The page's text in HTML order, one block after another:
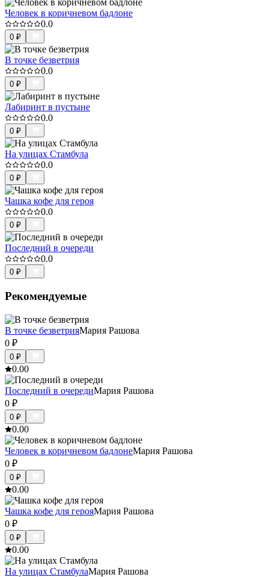
Человек в коричневом бадлоне
0.0
0 ₽
В точке безветрия
0.0
0 ₽
Лабиринт в пустыне
0.0
0 ₽
На улицах Стамбула
0.0
0 ₽
Чашка кофе для героя
0.0
0 ₽
Последний в очереди
0.0
0 ₽
Рекомендуемые
В точке безветрияМария Рашова
0 ₽
0 ₽
0.00
Последний в очередиМария Рашова
0 ₽
0 ₽
0.00
Человек в коричневом бадлонеМария Рашова
0 ₽
0 ₽
0.00
Чашка кофе для герояМария Рашова
0 ₽
0 ₽
0.00
На улицах СтамбулаМария Рашова